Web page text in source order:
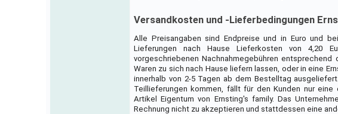
Versandkosten und -Lieferbedingungen
Alle Preisangaben sind Endpreise und in Euro und
Lieferungen nach Hause Lieferkosten von 4,20
vorgeschriebenen Nachnahmegebühren
Waren zu sich nach Hause liefern lassen, oder in eine
innerhalb von 2-5 Tagen ab dem Bestelltag
Teillieferungen kommen, fällt für den Kunden nur
Artikel Eigentum von Ernsting's family. Das
Rechnung nicht zu akzeptieren und stattdessen eine